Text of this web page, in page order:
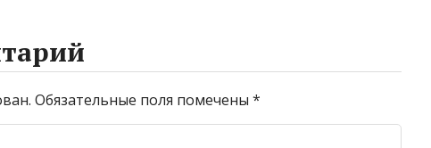
Обязательные поля помечены *